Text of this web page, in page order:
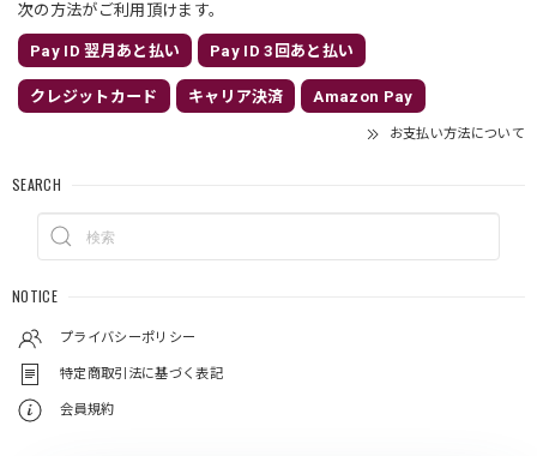
次の方法がご利用頂けます。
Pay ID 翌月あと払い Pay ID 3回あと払い
クレジットカード キャリア決済 Amazon Pay
お支払い方法について
SEARCH
NOTICE
プライバシーポリシー
特定商取引法に基づく表記
会員規約